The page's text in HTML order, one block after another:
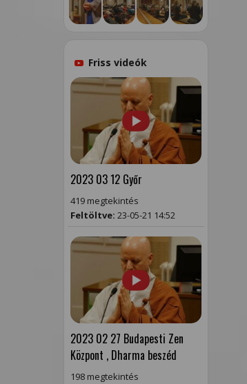
Friss videók
2023 03 12 Győr
419 megtekintés
Feltöltve: 23-05-21 14:52
2023 02 27 Budapesti Zen
Központ , Dharma beszéd
198 megtekintés